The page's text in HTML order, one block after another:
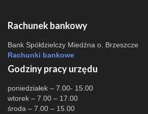
Rachunek bankowy
Bank Spółdzielczy Miedźna o. Brzeszcze
Rachunki bankowe
Godziny pracy urzędu
poniedziałek – 7.00- 15.00
wtorek – 7.00 – 17.00
środa – 7.00 – 15.00